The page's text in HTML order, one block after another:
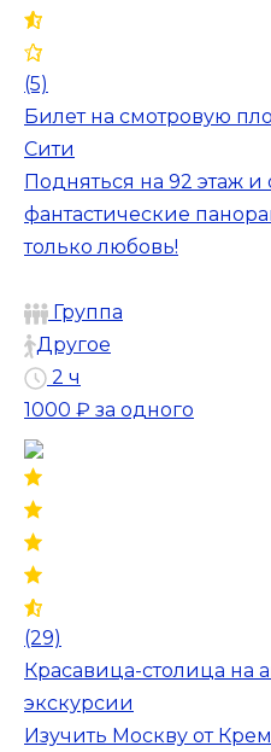
(5)
Билет на смотровую
Сити
Подняться на 92 этаж и
фантастические
только любовь!
Группа
Другое
2 ч
1000 ₽ за одного
(29)
Красавица-столица на
экскурсии
Изучить Москву от